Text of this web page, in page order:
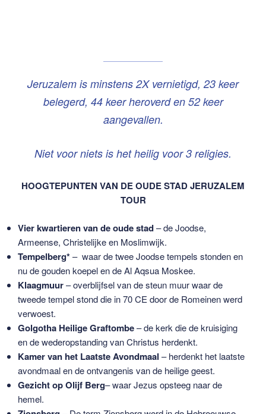
Jeruzalem is minstens 2X vernietigd, 23 keer
belegerd, 44 keer heroverd en 52 keer
aangevallen.
Niet voor niets is het heilig voor 3 religies.
HOOGTEPUNTEN VAN DE OUDE STAD JERUZALEM
TOUR
Vier kwartieren van de oude stad– de Joodse,
Armeense, Christelijke en Moslimwijk.
Tempelberg*– waar de twee Joodse tempels stonden en
nu de gouden koepel en de Al Aqsua Moskee.
Klaagmuur– overblijfsel van de steun muur waar de
tweede tempel stond die in 70 CE door de Romeinen werd
verwoest.
Golgotha Heilige Graftombe– de kerk die de kruisiging
en de wederopstanding van Christus herdenkt.
Kamer van het Laatste Avondmaal – herdenkt het laatste
avondmaal en de ontvangenis van de heilige geest.
Gezicht op Olijf Berg– waar Jezus opsteeg naar de
hemel.